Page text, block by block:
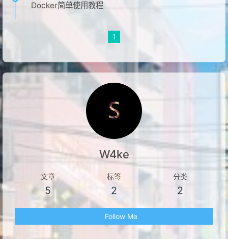
Docker简单使用教程
1
W4ke
文章
5
标签
2
分类
2
Follow Me